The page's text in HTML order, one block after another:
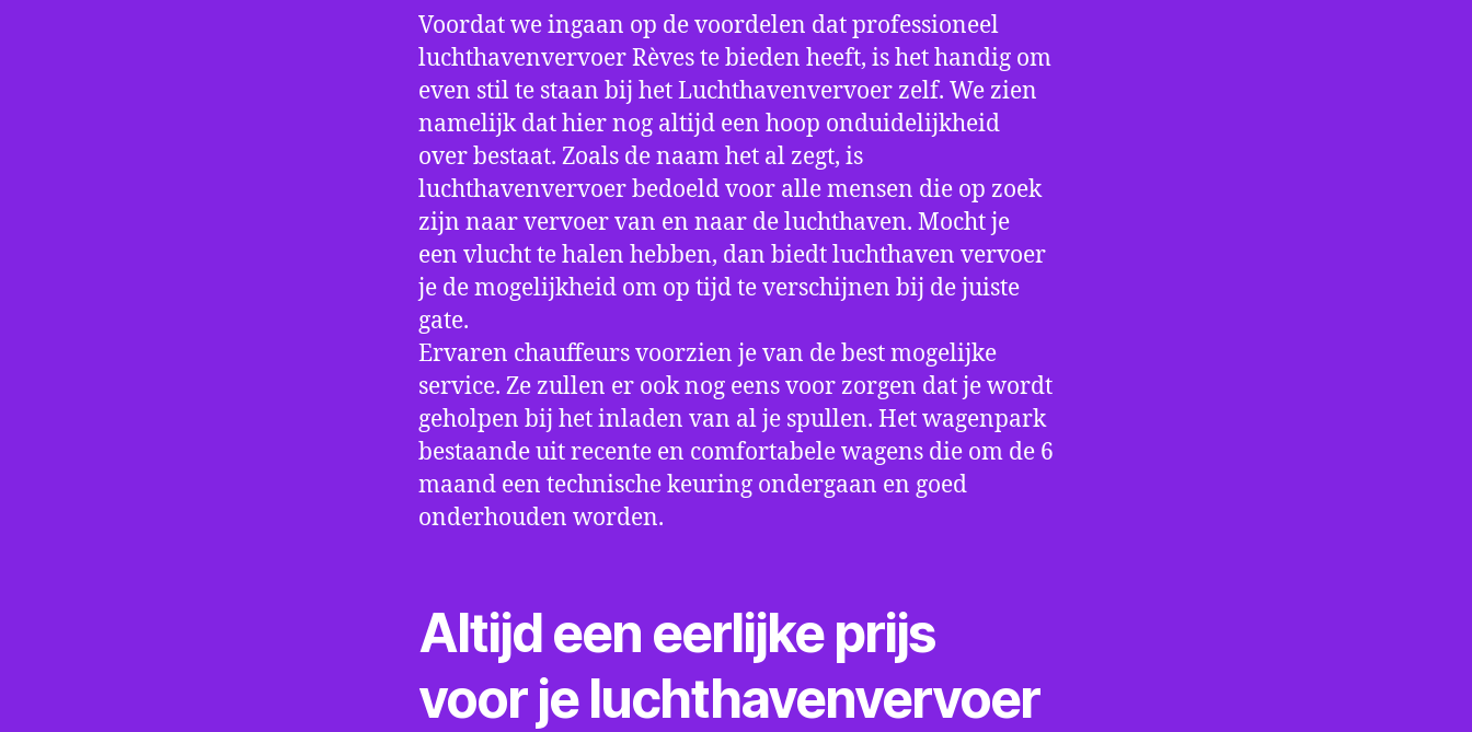
Voordat we ingaan op de voordelen dat professioneel
luchthavenvervoer Rèves te bieden heeft, is het handig om
even stil te staan bij het Luchthavenvervoer zelf. We zien
namelijk dat hier nog altijd een hoop onduidelijkheid
over bestaat. Zoals de naam het al zegt, is
luchthavenvervoer bedoeld voor alle mensen die op zoek
zijn naar vervoer van en naar de luchthaven. Mocht je
een vlucht te halen hebben, dan biedt luchthaven vervoer
je de mogelijkheid om op tijd te verschijnen bij de juiste
gate.
Ervaren chauffeurs voorzien je van de best mogelijke
service. Ze zullen er ook nog eens voor zorgen dat je wordt
geholpen bij het inladen van al je spullen. Het wagenpark
bestaande uit recente en comfortabele wagens die om de 6
maand een technische keuring ondergaan en goed
onderhouden worden.
Altijd een eerlijke prijs
voor je luchthavenvervoer